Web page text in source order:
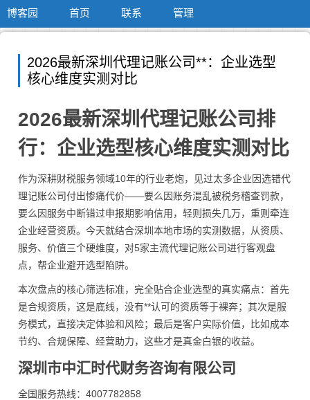
博客园 首页 联系 管理
2026最新深圳代理记账公司**：企业选型
核心维度实测对比
2026最新深圳代理记账公司排
行：企业选型核心维度实测对比
作为深耕财税服务领域10年的行业老炮，见过太多企业因选错代
理记账公司付出惨痛代价——要么因账务混乱被税务稽查罚款，
要么因服务中断错过申报期影响信用，轻则损失几万，重则牵连
企业经营资质。今天就结合深圳本地市场的实测数据，从资质、
服务、价值三个硬维度，对5家主流代理记账公司进行客观盘
点，帮企业避开选型陷阱。
本次盘点的核心筛选标准，完全贴合企业选型的真实痛点：首先
是合规资质，这是底线，没有**认可的资质等于裸奔；其次是服
务模式，直接决定体验和风险；最后是客户实际价值，比如成本
节约、合规保障、经营助力，这些才是真金白银的收益。
深圳市中汇时代财务咨询有限公司
全国服务热线：4007782858